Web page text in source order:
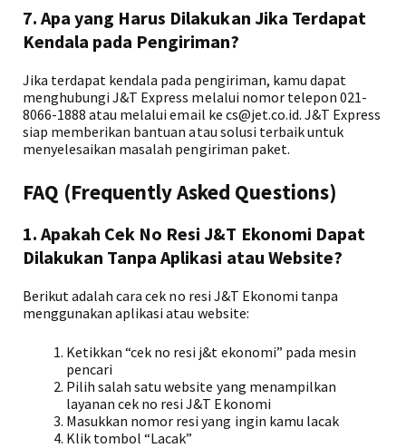
7. Apa yang Harus Dilakukan Jika Terdapat
Kendala pada Pengiriman?
Jika terdapat kendala pada pengiriman, kamu dapat
menghubungi J&T Express melalui nomor telepon 021-
8066-1888 atau melalui email ke cs@jet.co.id. J&T Express
siap memberikan bantuan atau solusi terbaik untuk
menyelesaikan masalah pengiriman paket.
FAQ (Frequently Asked Questions)
1. Apakah Cek No Resi J&T Ekonomi Dapat
Dilakukan Tanpa Aplikasi atau Website?
Berikut adalah cara cek no resi J&T Ekonomi tanpa
menggunakan aplikasi atau website:
Ketikkan “cek no resi j&t ekonomi” pada mesin
pencari
Pilih salah satu website yang menampilkan
layanan cek no resi J&T Ekonomi
Masukkan nomor resi yang ingin kamu lacak
Klik tombol “Lacak”